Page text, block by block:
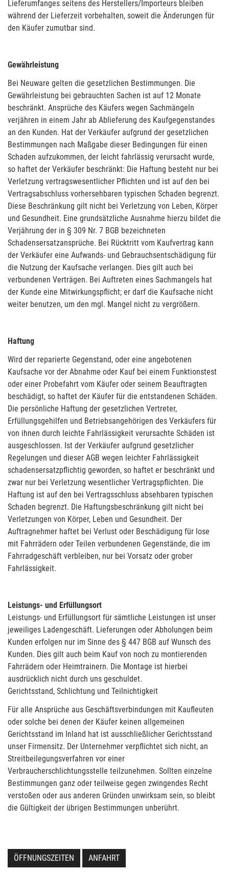
Lieferumfanges seitens des Herstellers/Importeurs bleiben
während der Lieferzeit vorbehalten, soweit die Änderungen für
den Käufer zumutbar sind.
Gewährleistung
Bei Neuware gelten die gesetzlichen Bestimmungen. Die
Gewährleistung bei gebrauchten Sachen ist auf 12 Monate
beschränkt. Ansprüche des Käufers wegen Sachmängeln
verjähren in einem Jahr ab Ablieferung des Kaufgegenstandes
an den Kunden. Hat der Verkäufer aufgrund der gesetzlichen
Bestimmungen nach Maßgabe dieser Bedingungen für einen
Schaden aufzukommen, der leicht fahrlässig verursacht wurde,
so haftet der Verkäufer beschränkt: Die Haftung besteht nur bei
Verletzung vertragswesentlicher Pflichten und ist auf den bei
Vertragsabschluss vorhersehbaren typischen Schaden begrenzt.
Diese Beschränkung gilt nicht bei Verletzung von Leben, Körper
und Gesundheit. Eine grundsätzliche Ausnahme hierzu bildet die
Verjährung der in § 309 Nr. 7 BGB bezeichneten
Schadensersatzansprüche. Bei Rücktritt vom Kaufvertrag kann
der Verkäufer eine Aufwands- und Gebrauchsentschädigung für
die Nutzung der Kaufsache verlangen. Dies gilt auch bei
verbundenen Verträgen. Bei Auftreten eines Sachmangels hat
der Kunde eine Mitwirkungspflicht; er darf die Kaufsache nicht
weiter benutzen, um den mgl. Mangel nicht zu vergrößern.
Haftung
Wird der reparierte Gegenstand, oder eine angebotenen
Kaufsache vor der Abnahme oder Kauf bei einem Funktionstest
oder einer Probefahrt vom Käufer oder seinem Beauftragten
beschädigt, so haftet der Käufer für die entstandenen Schäden.
Die persönliche Haftung der gesetzlichen Vertreter,
Erfüllungsgehilfen und Betriebsangehörigen des Verkäufers für
von ihnen durch leichte Fahrlässigkeit verursachte Schäden ist
ausgeschlossen. Ist der Verkäufer aufgrund gesetzlicher
Regelungen und dieser AGB wegen leichter Fahrlässigkeit
schadensersatzpflichtig geworden, so haftet er beschränkt und
zwar nur bei Verletzung wesentlicher Vertragspflichten. Die
Haftung ist auf den bei Vertragsschluss absehbaren typischen
Schaden begrenzt. Die Haftungsbeschränkung gilt nicht bei
Verletzungen von Körper, Leben und Gesundheit. Der
Auftragnehmer haftet bei Verlust oder Beschädigung für lose
mit Fahrrädern oder Teilen verbundenen Gegenstände, die im
Fahrradgeschäft verbleiben, nur bei Vorsatz oder grober
Fahrlässigkeit.
Leistungs- und Erfüllungsort
Leistungs- und Erfüllungsort für sämtliche Leistungen ist unser
jeweiliges Ladengeschäft. Lieferungen oder Abholungen beim
Kunden erfolgen nur im Sinne des § 447 BGB auf Wunsch des
Kunden. Dies gilt auch beim Kauf von noch zu montierenden
Fahrrädern oder Heimtrainern. Die Montage ist hierbei
ausdrücklich nicht durch uns geschuldet.
Gerichtsstand, Schlichtung und Teilnichtigkeit
Für alle Ansprüche aus Geschäftsverbindungen mit Kaufleuten
oder solche bei denen der Käufer keinen allgemeinen
Gerichtsstand im Inland hat ist ausschließlicher Gerichtsstand
unser Firmensitz. Der Unternehmer verpflichtet sich nicht, an
Streitbeilegungsverfahren vor einer
Verbraucherschlichtungsstelle teilzunehmen. Sollten einzelne
Bestimmungen ganz oder teilweise gegen zwingendes Recht
verstoßen oder aus anderen Gründen unwirksam sein, so bleibt
die Gültigkeit der übrigen Bestimmungen unberührt.
ÖFFNUNGSZEITEN ANFAHRT